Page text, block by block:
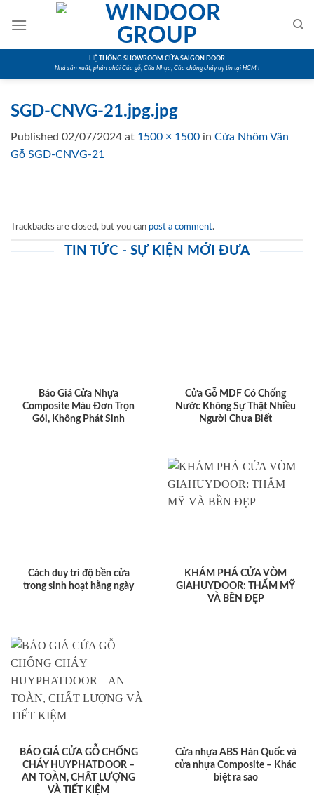
HỆ THỐNG SHOWROOM CỬA SAIGON DOOR
Nhà sản xuất, phân phối Cửa gỗ, Cửa Nhựa, Cửa chống cháy uy tín tại HCM !
SGD-CNVG-21.jpg.jpg
Published 02/07/2024 at 1500 × 1500 in Cửa Nhôm Vân
Gỗ SGD-CNVG-21
Trackbacks are closed, but you can post a comment.
TIN TỨC - SỰ KIỆN MỚI ĐƯA
Báo Giá Cửa Nhựa
Composite Màu Đơn Trọn
Gói, Không Phát Sinh
Cửa Gỗ MDF Có Chống
Nước Không Sự Thật Nhiều
Người Chưa Biết
Cách duy trì độ bền cửa
trong sinh hoạt hằng ngày
KHÁM PHÁ CỬA VÒM
GIAHUYDOOR: THẨM MỸ
VÀ BỀN ĐẸP
BÁO GIÁ CỬA GỖ CHỐNG
CHÁY HUYPHATDOOR –
AN TOÀN, CHẤT LƯỢNG
VÀ TIẾT KIỆM
Cửa nhựa ABS Hàn Quốc và
cửa nhựa Composite – Khác
biệt ra sao